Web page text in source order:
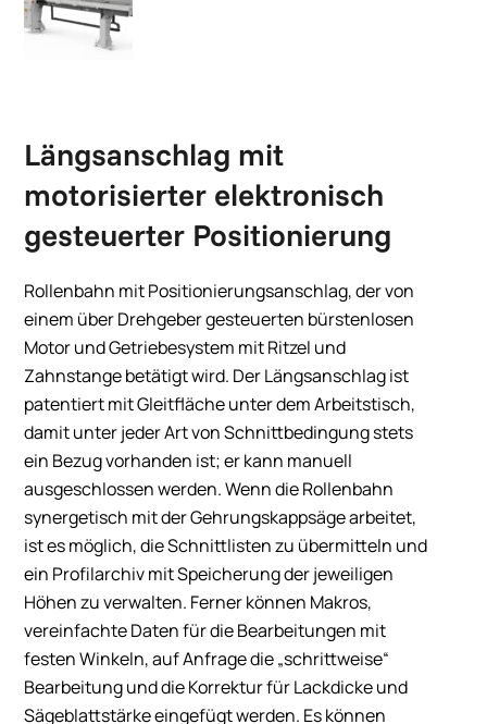
Längsanschlag mit
motorisierter elektronisch
gesteuerter Positionierung
Rollenbahn mit Positionierungsanschlag, der von
einem über Drehgeber gesteuerten bürstenlosen
Motor und Getriebesystem mit Ritzel und
Zahnstange betätigt wird. Der Längsanschlag ist
patentiert mit Gleitfläche unter dem Arbeitstisch,
damit unter jeder Art von Schnittbedingung stets
ein Bezug vorhanden ist; er kann manuell
ausgeschlossen werden. Wenn die Rollenbahn
synergetisch mit der Gehrungskappsäge arbeitet,
ist es möglich, die Schnittlisten zu übermitteln und
ein Profilarchiv mit Speicherung der jeweiligen
Höhen zu verwalten. Ferner können Makros,
vereinfachte Daten für die Bearbeitungen mit
festen Winkeln, auf Anfrage die „schrittweise“
Bearbeitung und die Korrektur für Lackdicke und
Sägeblattstärke eingefügt werden. Es können